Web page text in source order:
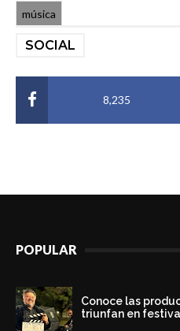
música
SOCIAL
8,235
POPULAR
Conoce las
triunfan en